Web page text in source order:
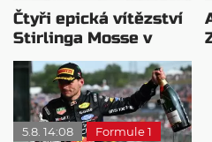
Čtyři epická vítězství
Stirlinga Mosse v
motorsportu
5.8. 14:08 Formule 1